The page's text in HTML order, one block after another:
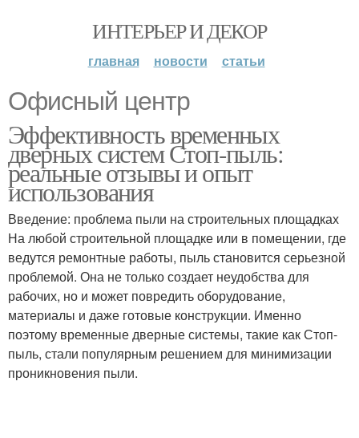
ИНТЕРЬЕР И ДЕКОР
главная новости статьи
Офисный центр
Эффективность временных
дверных систем Стоп-пыль:
реальные отзывы и опыт
использования
Введение: проблема пыли на строительных площадках
На любой строительной площадке или в помещении, где
ведутся ремонтные работы, пыль становится серьезной
проблемой. Она не только создает неудобства для
рабочих, но и может повредить оборудование,
материалы и даже готовые конструкции. Именно
поэтому временные дверные системы, такие как Стоп-
пыль, стали популярным решением для минимизации
проникновения пыли.